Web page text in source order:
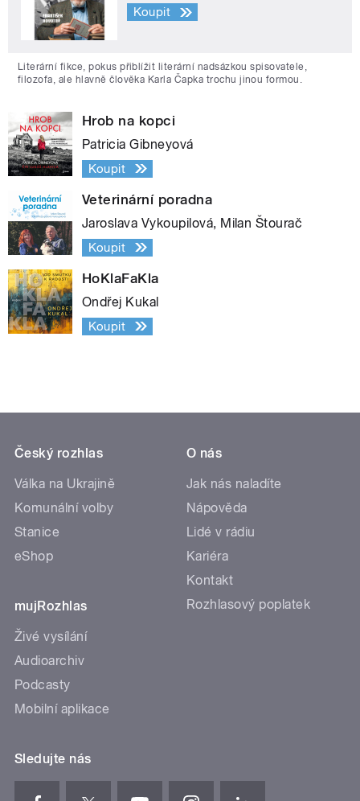
Koupit
Literární fikce, pokus přiblížit literární nadsázkou spisovatele,
filozofa, ale hlavně člověka Karla Čapka trochu jinou formou.
Hrob na kopci
Patricia Gibneyová
Koupit
Veterinární poradna
Jaroslava Vykoupilová, Milan Štourač
Koupit
HoKlaFaKla
Ondřej Kukal
Koupit
Český rozhlas
Válka na Ukrajině
Komunální volby
Stanice
eShop
mujRozhlas
Živé vysílání
Audioarchiv
Podcasty
Mobilní aplikace
O nás
Jak nás naladíte
Nápověda
Lidé v rádiu
Kariéra
Kontakt
Rozhlasový poplatek
Sledujte nás